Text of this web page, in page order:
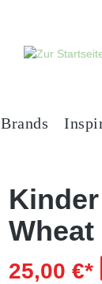
Brands
25,00 €*